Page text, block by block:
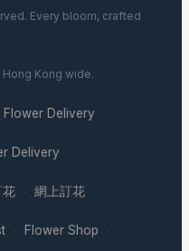
Every bloom, crafted
Kong wide.
Flower Delivery ·
Delivery ·
花 · 網上訂花 ·
· Flower Shop ·